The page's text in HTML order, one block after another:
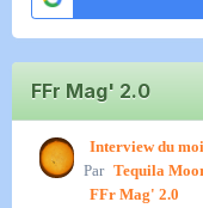
FFr Mag' 2.0
Interview du
Par Tequila
FFr Mag' 2.0